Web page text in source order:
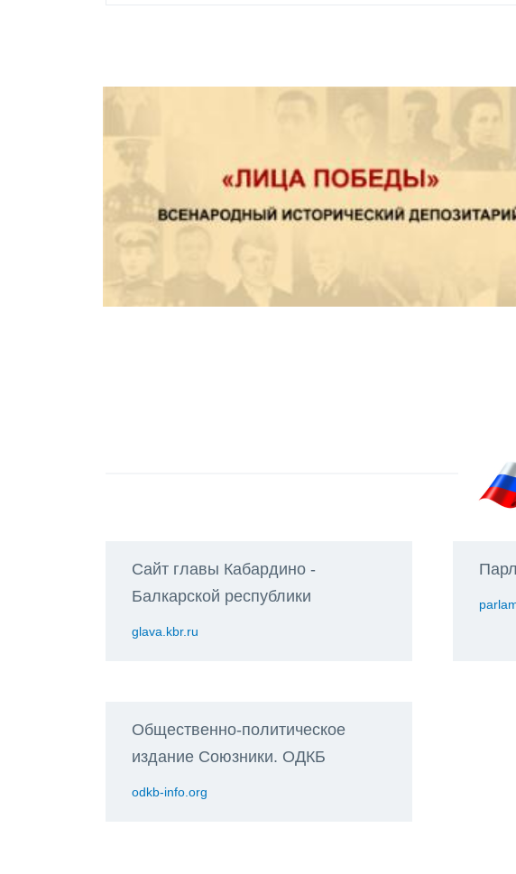
Сайт главы Кабардино -
Балкарской республики
glava.kbr.ru
Общественно-политическое
издание Союзники. ОДКБ
odkb-info.org